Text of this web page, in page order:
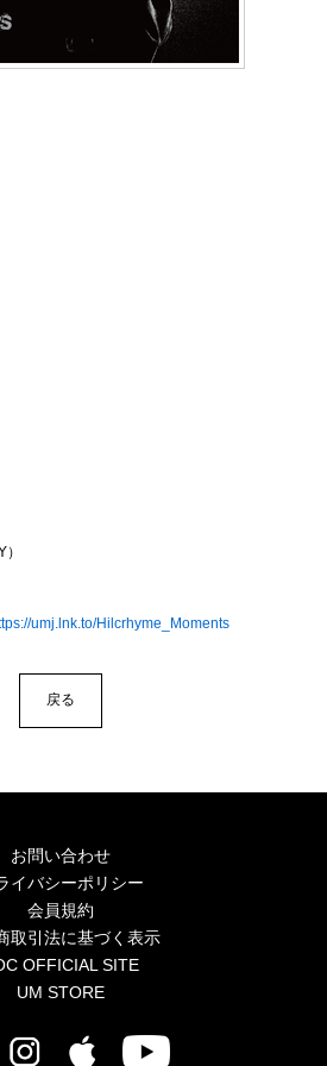
Mobile
umj.lnk.to/Hilcrhyme_Moments
戻る
お問い合わせ
イバシーポリシー
会員規約
取引法に基づく表示
OFFICIAL SITE
UM STORE